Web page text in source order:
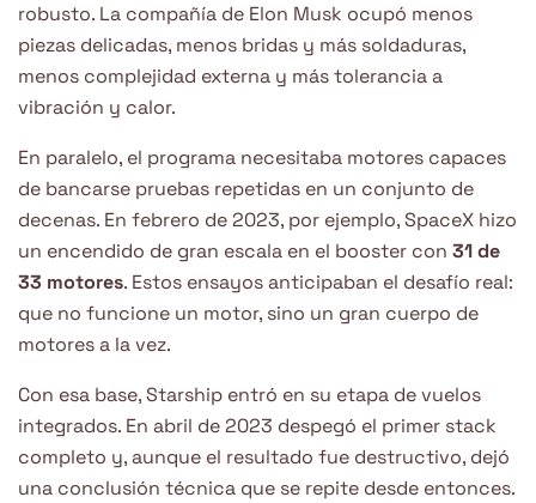
robusto. La compañía de Elon Musk ocupó menos
piezas delicadas, menos bridas y más soldaduras,
menos complejidad externa y más tolerancia a
vibración y calor.
En paralelo, el programa necesitaba motores capaces
de bancarse pruebas repetidas en un conjunto de
decenas. En febrero de 2023, por ejemplo, SpaceX hizo
un encendido de gran escala en el booster con 31 de
33 motores. Estos ensayos anticipaban el desafío real:
que no funcione un motor, sino un gran cuerpo de
motores a la vez.
Con esa base, Starship entró en su etapa de vuelos
integrados. En abril de 2023 despegó el primer stack
completo y, aunque el resultado fue destructivo, dejó
una conclusión técnica que se repite desde entonces.